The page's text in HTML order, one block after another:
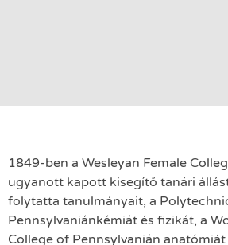
1849-ben a Wesleyan Female
ugyanott kapott kisegítő tanári
folytatta tanulmányait, a
Pennsylvaniánkémiát és fizikát, a
College of Pennsylvanián